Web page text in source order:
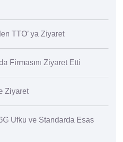
TTO’ ya Ziyaret
Firmasını Ziyaret Etti
Ziyaret
Ufku ve Standarda Esas